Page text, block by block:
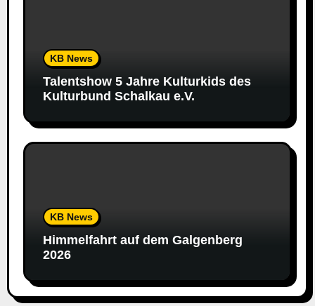
KB News
Talentshow 5 Jahre Kulturkids des
Kulturbund Schalkau e.V.
KB News
Himmelfahrt auf dem Galgenberg
2026